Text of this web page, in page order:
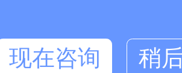
现在咨询 稍